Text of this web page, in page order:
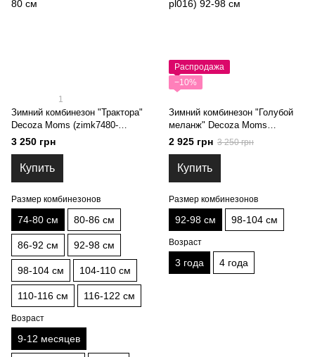
1
Зимний комбинезон "Трактора"
Decoza Moms (zimk7480-
OP308-pl017) 74-80 см
3 250 грн
Купить
Размер комбинезонов
74-80 см 80-86 см
86-92 см 92-98 см
98-104 см 104-110 см
110-116 см 116-122 см
Возраст
9-12 месяцев
Распродажа
−10%
Зимний комбинезон "Голубой
меланж" Decoza Moms
(zimk9298-O061-pl016) 92-98 см
2 925 грн 3 250 грн
Купить
Размер комбинезонов
92-98 см 98-104 см
Возраст
3 года 4 года